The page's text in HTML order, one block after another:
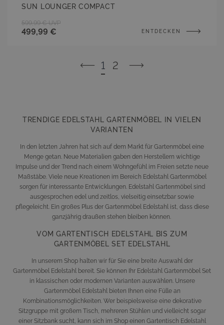
SUN LOUNGER COMPACT
499,99 €
599,99 € UVP
ENTDECKEN
Sie lesen gerade Seite
1 Seite
2
TRENDIGE EDELSTAHL GARTENMÖBEL IN VIELEN
VARIANTEN
In den letzten Jahren hat sich auf dem Markt für Gartenmöbel eine
Menge getan. Neue Materialien gaben den Herstellern wichtige
Impulse und der Trend nach einem Wohngefühl im Freien setzte neue
Maßstäbe. Viele neue Kreationen im Bereich Edelstahl Gartenmöbel
sorgen für interessante Entwicklungen. Edelstahl Gartenmöbel sind
ausgesprochen edel und zeitlos, vielseitig einsetzbar sowie
pflegeleicht. Ein großes Plus der Gartenmöbel Edelstahl ist, dass diese
ganzjährig draußen stehen bleiben können.
VOM GARTENTISCH EDELSTAHL BIS ZUM
GARTENMÖBEL SET EDELSTAHL
In unserem Shop halten wir für Sie eine breite Auswahl der
Gartenmöbel Edelstahl bereit. Sie können Ihr Edelstahl Gartenmöbel Set
in klassischen oder modernen Varianten auswählen. Unsere
Gartenmöbel Edelstahl bieten Ihnen eine Fülle an
Kombinationsmöglichkeiten. Wer beispielsweise eine dekorative
Sitzgruppe mit großem Tisch, mehreren Stühlen und vielleicht sogar
einer Sitzbank sucht, kann sich im Shop einen Gartentisch Edelstahl